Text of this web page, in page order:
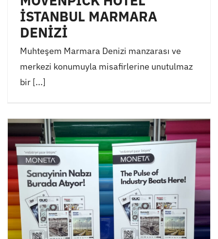
İSTANBUL MARMARA
DENİZİ
Muhteşem Marmara Denizi manzarası ve
merkezi konumuyla misafirlerine unutulmaz
bir [...]